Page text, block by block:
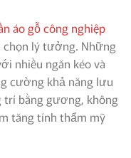
áo gỗ công nghiệp
chọn lý tưởng. Những
nhiều ngăn kéo và
cường khả năng lưu
bằng gương, không
tăng tính thẩm mỹ